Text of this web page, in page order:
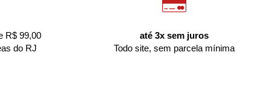
R$ 99,00
do RJ
até 3x sem juros
Todo site, sem parcela mínima